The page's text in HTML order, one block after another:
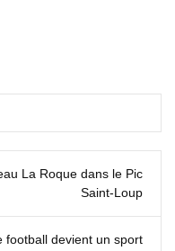
La Roque dans le Pic
Saint‑Loup
football devient un sport